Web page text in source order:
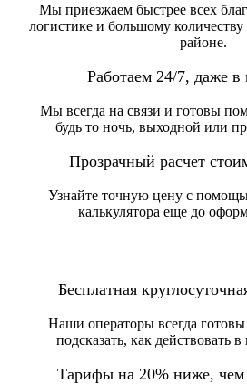
Мы приезжаем быстрее всех
логистике и большому
районе.
Работаем 24/7, даже в
Мы всегда на связи и готовы
будь то ночь, выходной или
Прозрачный расчет
Узнайте точную цену с
калькулятора еще до
Бесплатная
Наши операторы всегда
подсказать, как действовать
Тарифы на 20% ниже, чем